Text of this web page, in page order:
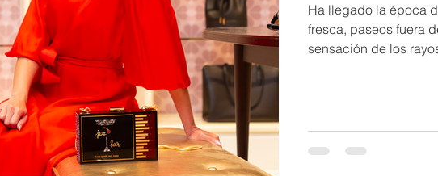
Ha llegado la época
fresca, paseos fuera
sensación de los